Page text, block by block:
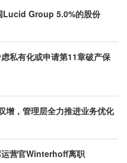
Lucid Group 5.0%的股份
私有化或申请第11章破产保
，管理层全力推进业务优化
营官Winterhoff离职